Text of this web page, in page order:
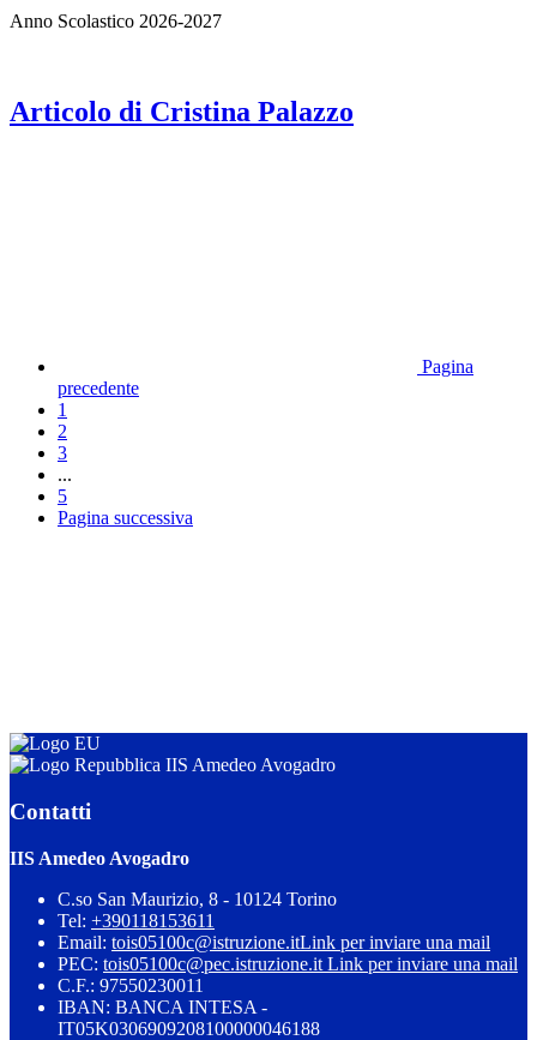
Anno Scolastico 2026-2027
Articolo di Cristina Palazzo
Pagina
precedente
1
2
3
...
5
Pagina successiva
IIS Amedeo Avogadro
Contatti
IIS Amedeo Avogadro
C.so San Maurizio, 8 - 10124 Torino
Tel: +390118153611
Email: tois05100c@istruzione.itLink per inviare una mail
PEC: tois05100c@pec.istruzione.it Link per inviare una mail
C.F.: 97550230011
IBAN: BANCA INTESA -
IT05K0306909208100000046188